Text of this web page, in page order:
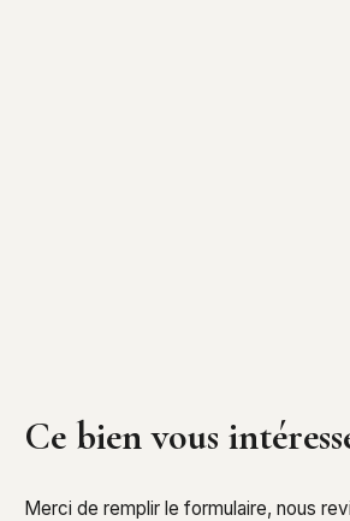
Ce bien vous
Merci de remplir le formulaire, nous